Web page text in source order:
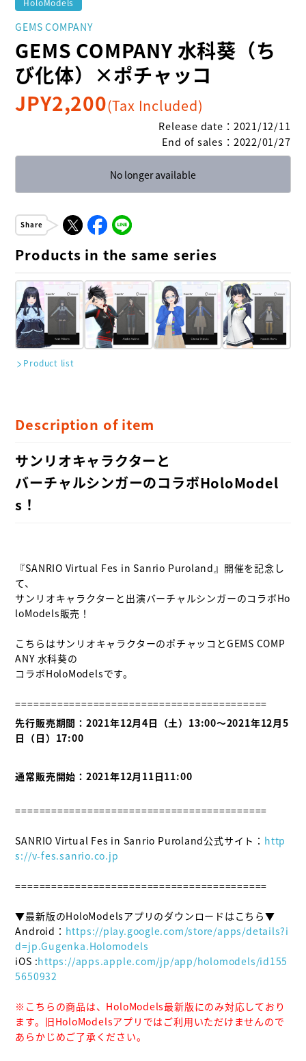
GEMS COMPANY
GEMS COMPANY 水科葵（ち
び化体）×ポチャッコ
JPY2,200(Tax Included)
Release date ： 2021/12/11
End of sales ： 2022/01/27
No longer available
Share
Products in the same series
Product list
Description of item
サンリオキャラクターと
バーチャルシンガーのコラボHoloModel
s！
『SANRIO Virtual Fes in Sanrio Puroland』開催を記念し
て、
サンリオキャラクターと出演バーチャルシンガーのコラボHo
loModels販売！
こちらはサンリオキャラクターのポチャッコとGEMS COMP
ANY 水科葵の
コラボHoloModelsです。
先行販売期間：2021年12月4日（土）13:00〜2021年12月5
日（日）17:00
通常販売開始：2021年12月11日11:00
==========================================
SANRIO Virtual Fes in Sanrio Puroland公式サイト： http
s://v-fes.sanrio.co.jp
==========================================
▼最新版のHoloModelsアプリのダウンロードはこちら▼
Android： https://play.google.com/store/apps/details?i
d=jp.Gugenka.Holomodels
iOS :https://apps.apple.com/jp/app/holomodels/id155
5650932
※こちらの商品は、HoloModels最新版にのみ対応しており
ます。旧HoloModelsアプリではご利用いただけませんので
あらかじめご了承ください。